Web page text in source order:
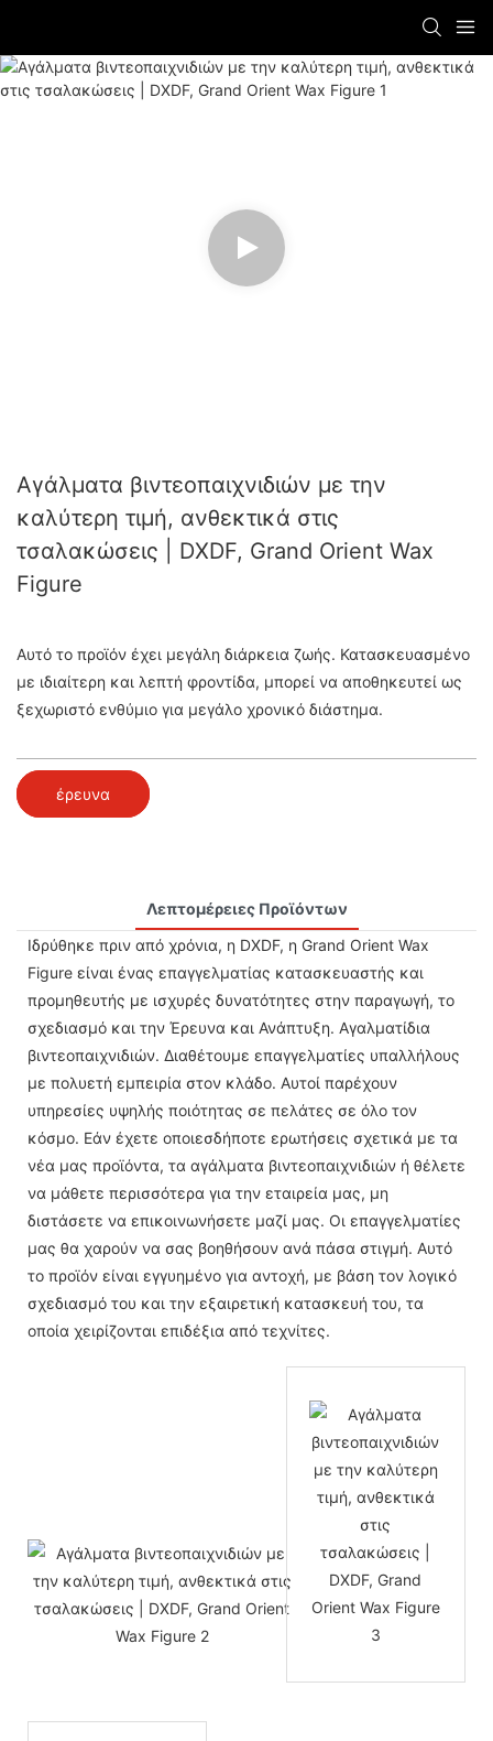
Αγάλματα βιντεοπαιχνιδιών με την
καλύτερη τιμή, ανθεκτικά στις
τσαλακώσεις | DXDF, Grand Orient Wax
Figure
Αυτό το προϊόν έχει μεγάλη διάρκεια ζωής. Κατασκευασμένο
με ιδιαίτερη και λεπτή φροντίδα, μπορεί να αποθηκευτεί ως
ξεχωριστό ενθύμιο για μεγάλο χρονικό διάστημα.
έρευνα
Λεπτομέρειες Προϊόντων
Ιδρύθηκε πριν από χρόνια, η DXDF, η Grand Orient Wax
Figure είναι ένας επαγγελματίας κατασκευαστής και
προμηθευτής με ισχυρές δυνατότητες στην παραγωγή, το
σχεδιασμό και την Έρευνα και Ανάπτυξη. Αγαλματίδια
βιντεοπαιχνιδιών. Διαθέτουμε επαγγελματίες υπαλλήλους
με πολυετή εμπειρία στον κλάδο. Αυτοί παρέχουν
υπηρεσίες υψηλής ποιότητας σε πελάτες σε όλο τον
κόσμο. Εάν έχετε οποιεσδήποτε ερωτήσεις σχετικά με τα
νέα μας προϊόντα, τα αγάλματα βιντεοπαιχνιδιών ή θέλετε
να μάθετε περισσότερα για την εταιρεία μας, μη
διστάσετε να επικοινωνήσετε μαζί μας. Οι επαγγελματίες
μας θα χαρούν να σας βοηθήσουν ανά πάσα στιγμή. Αυτό
το προϊόν είναι εγγυημένο για αντοχή, με βάση τον λογικό
σχεδιασμό του και την εξαιρετική κατασκευή του, τα
οποία χειρίζονται επιδέξια από τεχνίτες.